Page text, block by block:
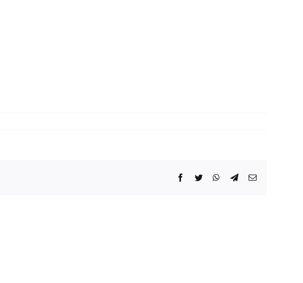
Facebook
Twitter WhatsApp
TelegramCorreo